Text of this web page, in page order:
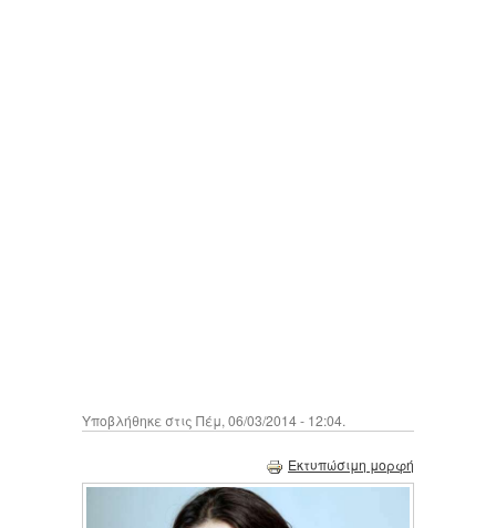
Υποβλήθηκε στις Πέμ, 06/03/2014 - 12:04.
Εκτυπώσιμη μορφή